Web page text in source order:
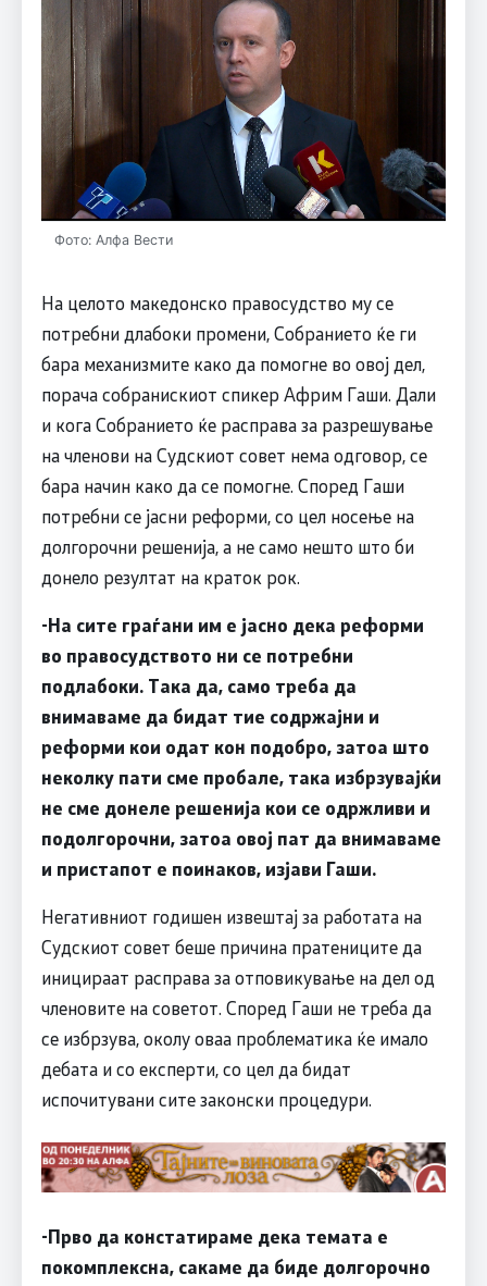
Фото: Алфа Вести
На целото македонско правосудство му се
потребни длабоки промени, Собранието ќе ги
бара механизмите како да помогне во овој дел,
порача собранискиот спикер Африм Гаши. Дали
и кога Собранието ќе расправа за разрешување
на членови на Судскиот совет нема одговор, се
бара начин како да се помогне. Според Гаши
потребни се јасни реформи, со цел носење на
долгорочни решенија, а не само нешто што би
донело резултат на краток рок.
-На сите граѓани им е јасно дека реформи
во правосудството ни се потребни
подлабоки. Така да, само треба да
внимаваме да бидат тие содржајни и
реформи кои одат кон подобро, затоа што
неколку пати сме пробале, така избрзувајќи
не сме донеле решенија кои се одржливи и
подолгорочни, затоа овој пат да внимаваме
и пристапот е поинаков, изјави Гаши.
Негативниот годишен извештај за работата на
Судскиот совет беше причина пратениците да
иницираат расправа за отповикување на дел од
членовите на советот. Според Гаши не треба да
се избрзува, околу оваа проблематика ќе имало
дебата и со експерти, со цел да бидат
испочитувани сите законски процедури.
-Прво да констатираме дека темата е
покомплексна, сакаме да биде долгорочно